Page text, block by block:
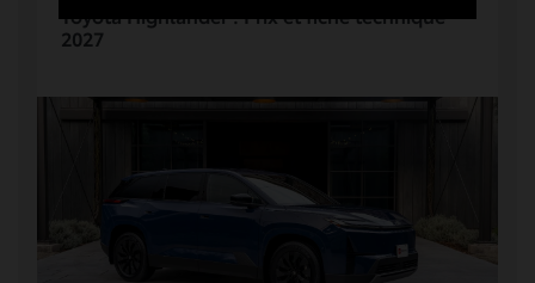
Toyota Highlander : Prix et fiche technique
2027